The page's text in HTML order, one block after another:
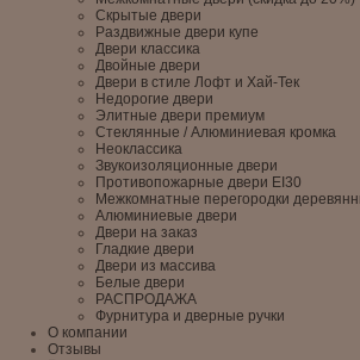
Скрытые двери
Раздвижные двери купе
Двери классика
Двойные двери
Двери в стиле Лофт и Хай-Тек
Недорогие двери
Элитные двери премиум
Стеклянные / Алюминиевая кромка
Неоклассика
Звукоизоляционные двери
Противопожарные двери EI30
Межкомнатные перегородки
Алюминиевые двери
Двери на заказ
Гладкие двери
Двери из массива
Белые двери
РАСПРОДАЖА
Фурнитура и дверные ручки
О компании
Отзывы